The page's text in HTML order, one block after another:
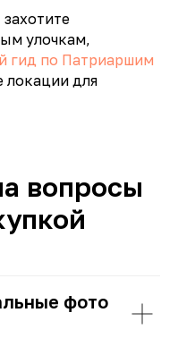
улочкам,
гид по Патриаршим
локации для
вопросы
фото